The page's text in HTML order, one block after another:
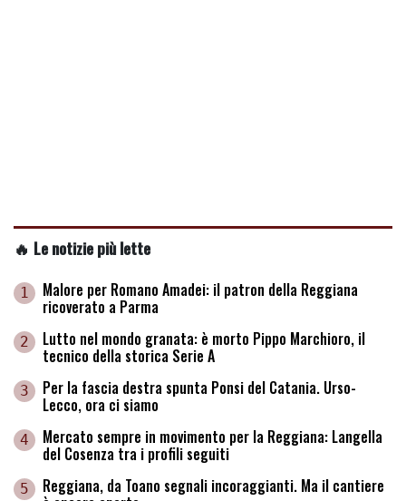
🔥 Le notizie più lette
1 Malore per Romano Amadei: il patron della Reggiana
ricoverato a Parma
2 Lutto nel mondo granata: è morto Pippo Marchioro, il
tecnico della storica Serie A
3 Per la fascia destra spunta Ponsi del Catania. Urso-
Lecco, ora ci siamo
4 Mercato sempre in movimento per la Reggiana: Langella
del Cosenza tra i profili seguiti
5 Reggiana, da Toano segnali incoraggianti. Ma il cantiere